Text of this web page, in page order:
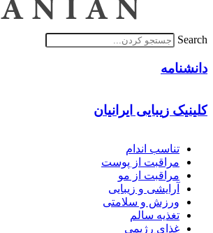
Search
دانشنامه
کلینیک زیبایی ایرانیان
تناسب اندام
مراقبت از پوست
مراقبت از مو
آرایشی و زیبایی
ورزش و سلامتی
تغذیه سالم
غذای رژیمی